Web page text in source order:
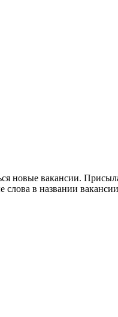
новые вакансии.
слова в названии